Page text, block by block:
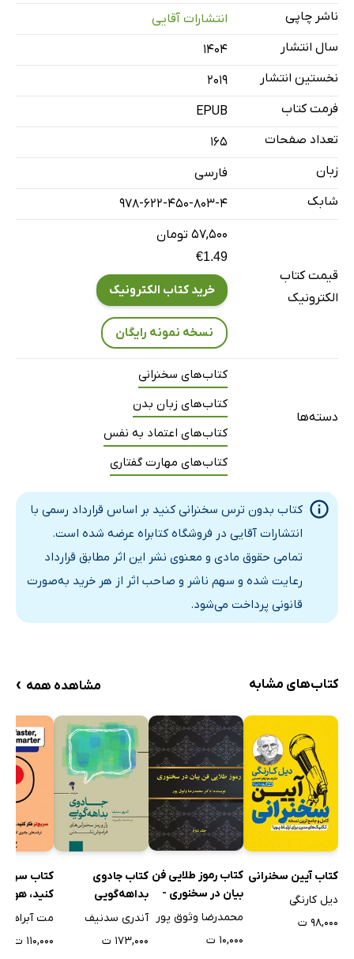
توصیه آخر
درباره نویسنده (مایک اَکِر)
ناشر چاپی
انتشارات آقایی
سال انتشار
۱۴۰۴
نخستین انتشار
2019
فرمت کتاب
EPUB
تعداد صفحات
165
زبان
فارسی
شابک
978-622-450-803-4
قیمت کتاب
الکترونیک
۵۷,۵۰۰ تومان
€1.49
خرید کتاب الکترونیک
نسخه نمونه رایگان
دسته‌ها
کتاب‌های سخنرانی
کتاب‌های زبان بدن
کتاب‌های اعتماد به نفس
کتاب‌های مهارت گفتاری
کتاب بدون ترس سخنرانی کنید بر اساس قرارداد رسمی با
انتشارات آقایی در فروشگاه کتابراه عرضه شده است.
تمامی حقوق مادی و معنوی نشر این اثر مطابق قرارداد
رعایت شده و سهم ناشر و صاحب اثر از هر خرید به‌صورت
قانونی پرداخت می‌شود.
کتاب‌های مشابه مشاهده همه ›
کتاب آیین سخنرانی
دیل کارنگی
۹۸,۰۰۰ ت
کتاب رموز طلایی فن
بیان در سخنوری -
جلد دوم
محمدرضا وثوق پور
۱۰,۰۰۰ ت
کتاب جادوی
بداهه‌گویی
آندری سدنیف
۱۷۳,۰۰۰ ت
کتاب
کنید،
صحبت
مت آبراهامز
۱۱۰,۰۰۰ ت